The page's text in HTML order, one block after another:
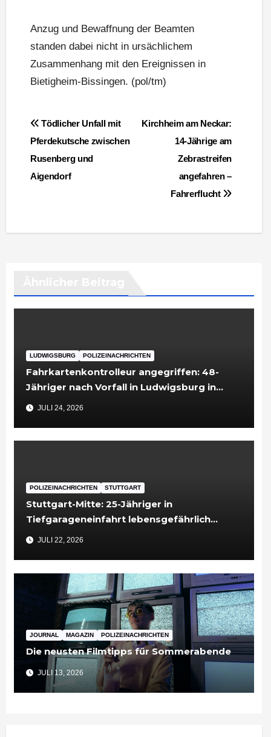
Anzug und Bewaffnung der Beamten
standen dabei nicht in ursächlichem
Zusammenhang mit den Ereignissen in
Bietigheim-Bissingen. (pol/tm)
BeitragsnavigationKirchheim am Neckar:
14-Jährige am
Zebrastreifen
angefahren –
Fahrerflucht
Tödlicher Unfall mit
Pferdekutsche zwischen
Rusenberg und
Aigendorf
LUDWIGSBURG POLIZEINACHRICHTEN
Fahrkartenkontrolleur angegriffen: 48-
Jähriger nach Vorfall in Ludwigsburg in
Untersuchungshaft
JULI 24, 2026
POLIZEINACHRICHTEN STUTTGART
Stuttgart-Mitte: 25-Jähriger in
Tiefgarageneinfahrt lebensgefährlich
verletzt
JULI 22, 2026
JOURNAL MAGAZIN POLIZEINACHRICHTEN
Die neusten Filmtipps für Sommerabende
JULI 13, 2026